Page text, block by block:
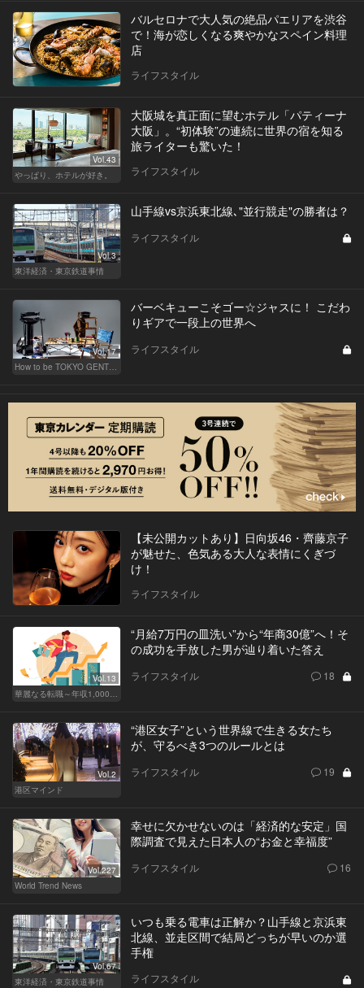
バルセロナで大人気の絶品パエリアを渋谷
で！海が恋しくなる爽やかなスペイン料理
店
ライフスタイル
Vol.43
やっぱり、ホテルが好き。
大阪城を真正面に望むホテル「パティーナ
大阪」。“初体験”の連続に世界の宿を知る
旅ライターも驚いた！
ライフスタイル
Vol.3
東洋経済・東京鉄道事情
山手線vs京浜東北線､"並行競走"の勝者は？
ライフスタイル
Vol.17
How to be TOKYO GENTS 東京人よ、紳士たれ！
バーベキューこそゴー☆ジャスに！ こだわ
りギアで一段上の世界へ
ライフスタイル
【未公開カットあり】日向坂46・齊藤京子
が魅せた、色気ある大人な表情にくぎづ
け！
ライフスタイル
Vol.13
華麗なる転職～年収1,000万超の道～
“月給7万円の皿洗い”から“年商30億”へ！そ
の成功を手放した男が辿り着いた答え
ライフスタイル 18
Vol.2
港区マインド
“港区女子”という世界線で生きる女たち
が、守るべき3つのルールとは
ライフスタイル 19
Vol.227
World Trend News
幸せに欠かせないのは「経済的な安定」国
際調査で見えた日本人の“お金と幸福度”
ライフスタイル 16
Vol.67
東洋経済・東京鉄道事情
いつも乗る電車は正解か？山手線と京浜東
北線、並走区間で結局どっちが早いのか選
手権
ライフスタイル